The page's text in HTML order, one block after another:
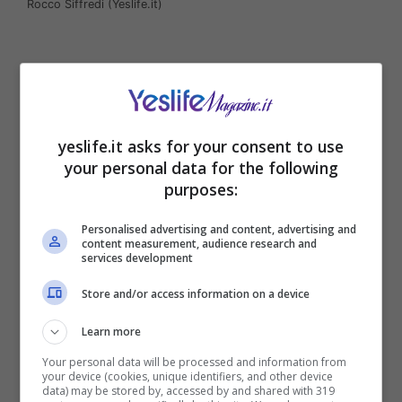
Rocco Siffredi (Yeslife.it)
Sempre allegro e sorridente, non si era mai
visto un
sua ospitata a “Le Iene”, l’attore è scoppiato a
che lo vededenunciatoper molestie
sessualida Alisa Toaff, dopo l’uscita di
yeslife.it asks for your consent to use
your personal data for the following
purposes:
Personalised advertising and content, advertising and
content measurement, audience research and
services development
Store and/or access information on a device
Learn more
Your personal data will be processed and information from
your device (cookies, unique identifiers, and other device
data) may be stored by, accessed by and shared with 319